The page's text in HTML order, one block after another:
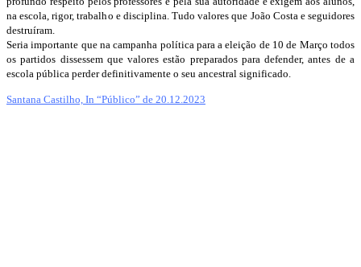
na escola, rigor, trabalho e disciplina. Tudo valores que João Costa e seguidores
destruíram.
Seria importante que na campanha política para a eleição de 10 de Março todos
os partidos dissessem que valores estão preparados para defender, antes de a
escola pública perder definitivamente o seu ancestral significado.
Santana Castilho, In “Público” de 20.12.2023